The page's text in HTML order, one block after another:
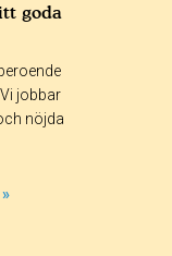
goda
jobbar
nöjda